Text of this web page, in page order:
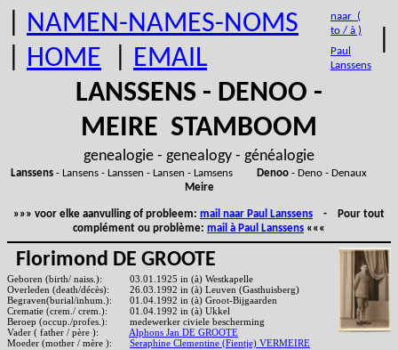
NAMEN-NAMES-NOMS
HOME EMAIL
naar (
to / à )
Paul
Lanssens
LANSSENS - DENOO -
MEIRE STAMBOOM
genealogie - genealogy - généalogie
Lanssens- Lansens - Lanssen - Lansen - Lamsens Denoo- Deno - Denaux
Meire
»»» voor elke aanvulling of probleem: mail naar Paul Lanssens - Pour tout
complément ou problème: mail à Paul Lanssens «««
Florimond DE GROOTE
Geboren (birth/ naiss.):
03.01.1925 in (à) Westkapelle
Overleden (death/décès):
26.03.1992 in (à) Leuven (Gasthuisberg)
Begraven(burial/inhum.):
01.04.1992 in (à) Groot-Bijgaarden
Crematie (crem./ crem.):
01.04.1992 in (à) Ukkel
Beroep (occup./profes.):
medewerker civiele bescherming
Vader ( father / père ):
Alphons Jan DE GROOTE
Moeder (mother / mère ):
Seraphine Clementine (Fientje) VERMEIRE